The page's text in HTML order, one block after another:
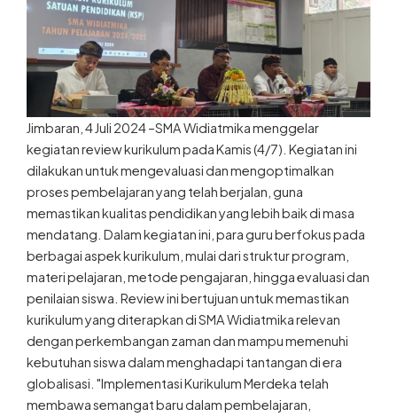
Jimbaran, 4 Juli 2024 –SMA Widiatmika menggelar
kegiatan review kurikulum pada Kamis (4/7). Kegiatan ini
dilakukan untuk mengevaluasi dan mengoptimalkan
proses pembelajaran yang telah berjalan, guna
memastikan kualitas pendidikan yang lebih baik di masa
mendatang. Dalam kegiatan ini, para guru berfokus pada
berbagai aspek kurikulum, mulai dari struktur program,
materi pelajaran, metode pengajaran, hingga evaluasi dan
penilaian siswa. Review ini bertujuan untuk memastikan
kurikulum yang diterapkan di SMA Widiatmika relevan
dengan perkembangan zaman dan mampu memenuhi
kebutuhan siswa dalam menghadapi tantangan di era
globalisasi. "Implementasi Kurikulum Merdeka telah
membawa semangat baru dalam pembelajaran,